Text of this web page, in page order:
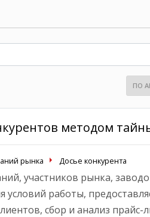
методом
рынка Досье конкурента
участников рынка,
условий работы,
сбор и анализ прайс-